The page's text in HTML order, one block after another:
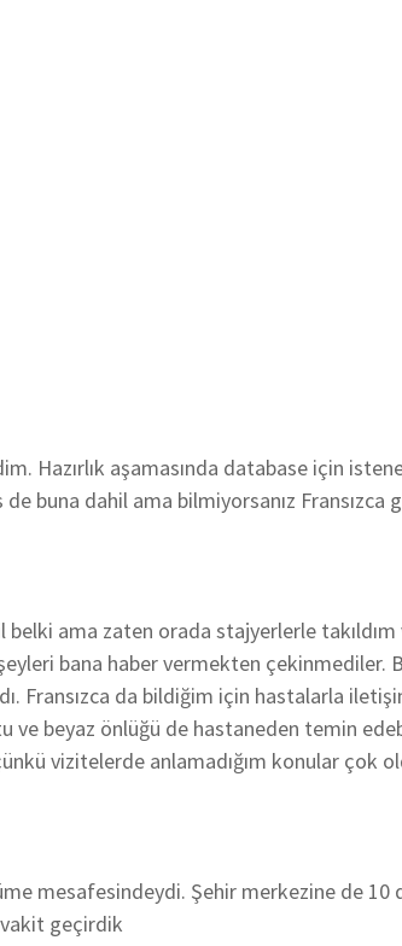
Hazırlık aşamasında database için
buna dahil ama bilmiyorsanız Fransızca
ama zaten orada stajyerlerle takıldım
bana haber vermekten çekinmediler.
Fransızca da bildiğim için hastalarla
ve beyaz önlüğü de hastaneden temin
vizitelerde anlamadığım konular çok
mesafesindeydi. Şehir merkezine de 10
vakit geçirdik